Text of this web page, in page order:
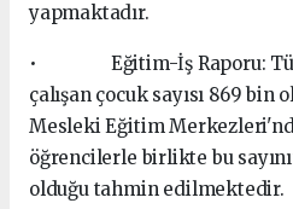
yapmaktadır.
• Eğitim-İş Raporu:
çalışan çocuk sayısı 869
Mesleki Eğitim
öğrencilerle birlikte bu
olduğu tahmin edilmektedir.